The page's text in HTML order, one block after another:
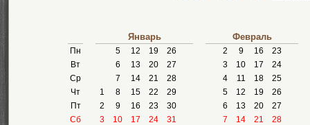
Пн
Вт
Ср
Чт
Пт
Сб
Январь
5 12 19
26
6
13 20
27
7
14 21
28
1
8 15 22
29
2
9 16 23
30
3
10 17 24
31
Февраль
2 9 16
23
3
10 17
24
4
11 18
25
5
12 19
26
6
13 20
27
7
14 21
28